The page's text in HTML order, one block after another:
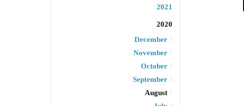
2021
2020
December
November
October
September
August